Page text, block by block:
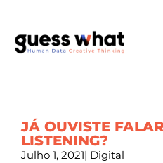
JÁ OUVISTE
LISTENING?
Julho 1, 2021| Digital